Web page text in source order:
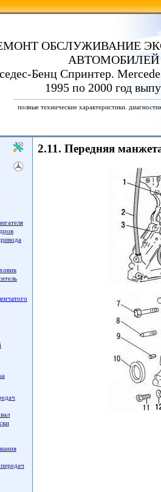
ОБСЛУЖИВАНИЕ
АВТОМОБИЛЕЙ
Бенц Спринтер.
1995 по 2000 год
полные технические характеристики.
2.11. Передняя